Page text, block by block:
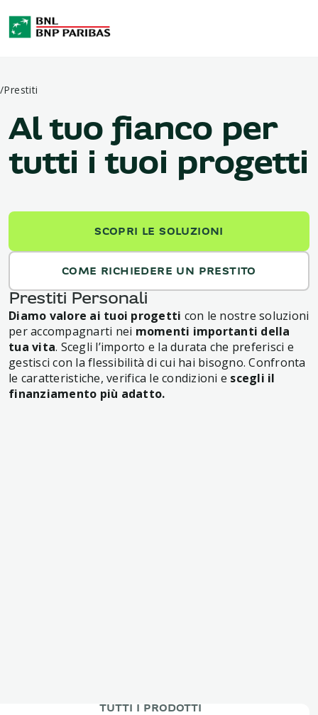
/Prestiti
Al tuo fianco per
tutti i tuoi progetti
SCOPRI LE SOLUZIONI
COME RICHIEDERE UN PRESTITO
Prestiti Personali
Diamo valore ai tuoi progetti con le nostre soluzioni
per accompagnarti nei momenti importanti della
tua vita. Scegli l’importo e la durata che preferisci e
gestisci con la flessibilità di cui hai bisogno. Confronta
le caratteristiche, verifica le condizioni e scegli il
finanziamento più adatto.
TUTTI I PRODOTTI